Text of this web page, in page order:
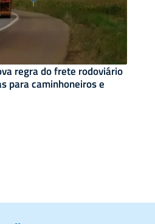
regra do frete rodoviário
para caminhoneiros e